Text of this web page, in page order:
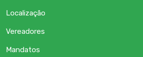
Localização
Vereadores
Mandatos